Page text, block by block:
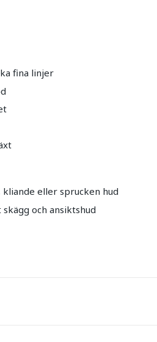
fina linjer
eller sprucken hud
och ansiktshud